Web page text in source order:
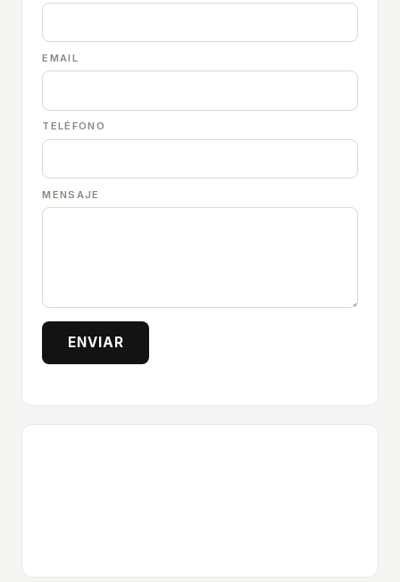
EMAIL
TELÉFONO
MENSAJE
ENVIAR